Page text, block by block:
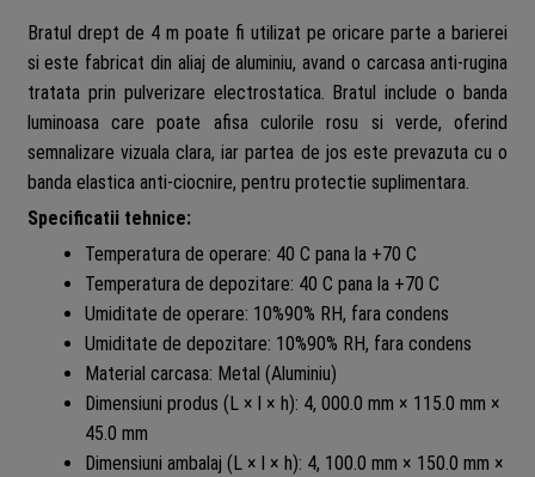
Bratul drept de 4 m poate fi utilizat pe oricare parte a barierei
si este fabricat din aliaj de aluminiu, avand o carcasa anti-rugina
tratata prin pulverizare electrostatica. Bratul include o banda
luminoasa care poate afisa culorile rosu si verde, oferind
semnalizare vizuala clara, iar partea de jos este prevazuta cu o
banda elastica anti-ciocnire, pentru protectie suplimentara.
Specificatii tehnice:
Temperatura de operare: 40 C pana la +70 C
Temperatura de depozitare: 40 C pana la +70 C
Umiditate de operare: 10%90% RH, fara condens
Umiditate de depozitare: 10%90% RH, fara condens
Material carcasa: Metal (Aluminiu)
Dimensiuni produs (L × l × h): 4, 000.0 mm × 115.0 mm ×
45.0 mm
Dimensiuni ambalaj (L × l × h): 4, 100.0 mm × 150.0 mm ×